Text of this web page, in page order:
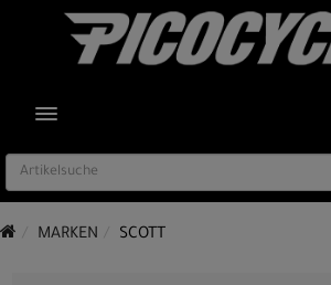
TOGGLE NAVIGATION
MARKEN SCOTT